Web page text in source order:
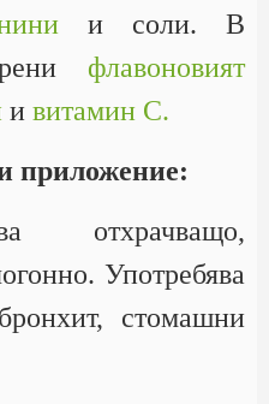
и соли. В
флавоновият
и витамин С.
приложение:
отхрачващо,
Употребява
стомашни